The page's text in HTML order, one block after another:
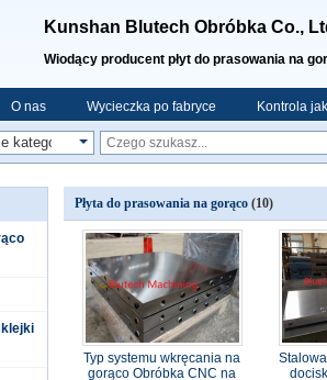
Kunshan Blutech Obróbka Co.,
Wiodący producent płyt do prasowania na
O nas Wycieczka po fabryce Kontrola
Płyta do prasowania na gorąco (10)
Typ systemu wkręcania na
gorąco Obróbka CNC na